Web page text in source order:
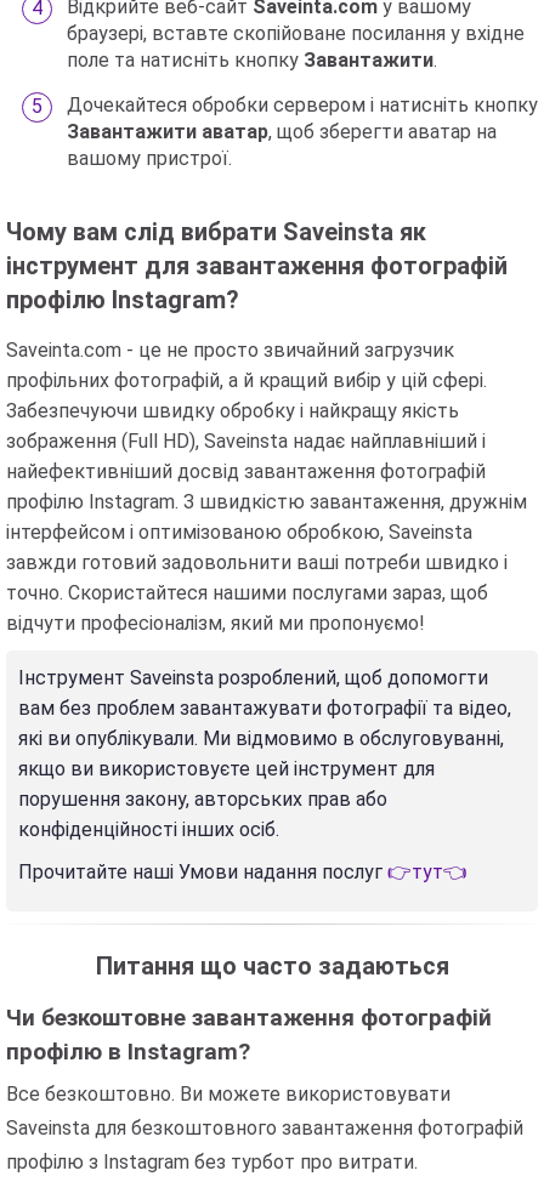
Відкрийте веб-сайт Saveinta.com у вашому
браузері, вставте скопійоване посилання у вхідне
поле та натисніть кнопку Завантажити.
Дочекайтеся обробки сервером і натисніть кнопку
Завантажити аватар, щоб зберегти аватар на
вашому пристрої.
Чому вам слід вибрати Saveinsta як
інструмент для завантаження фотографій
профілю Instagram?
Saveinta.com - це не просто звичайний загрузчик
профільних фотографій, а й кращий вибір у цій сфері.
Забезпечуючи швидку обробку і найкращу якість
зображення (Full HD), Saveinsta надає найплавніший і
найефективніший досвід завантаження фотографій
профілю Instagram. З швидкістю завантаження, дружнім
інтерфейсом і оптимізованою обробкою, Saveinsta
завжди готовий задовольнити ваші потреби швидко і
точно. Скористайтеся нашими послугами зараз, щоб
відчути професіоналізм, який ми пропонуємо!
Інструмент Saveinsta розроблений, щоб допомогти
вам без проблем завантажувати фотографії та відео,
які ви опублікували. Ми відмовимо в обслуговуванні,
якщо ви використовуєте цей інструмент для
порушення закону, авторських прав або
конфіденційності інших осіб.
Прочитайте наші Умови надання послуг 👉тут👈
Питання що часто задаються
Чи безкоштовне завантаження фотографій
профілю в Instagram?
Все безкоштовно. Ви можете використовувати
Saveinsta для безкоштовного завантаження фотографій
профілю з Instagram без турбот про витрати.